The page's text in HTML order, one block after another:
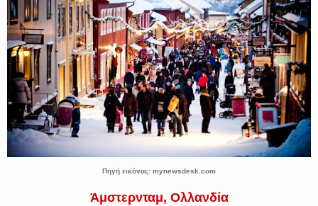
Πηγή εικόνας: mynewsdesk.com
Άμστερνταμ, Ολλανδία